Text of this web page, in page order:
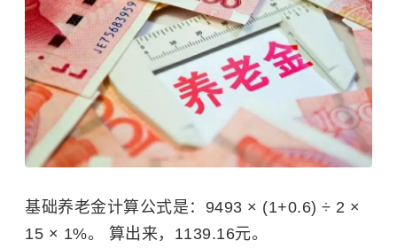
基础养老金计算公式是：9493 × (1+0.6) ÷ 2 ×
15 × 1%。 算出来，1139.16元。